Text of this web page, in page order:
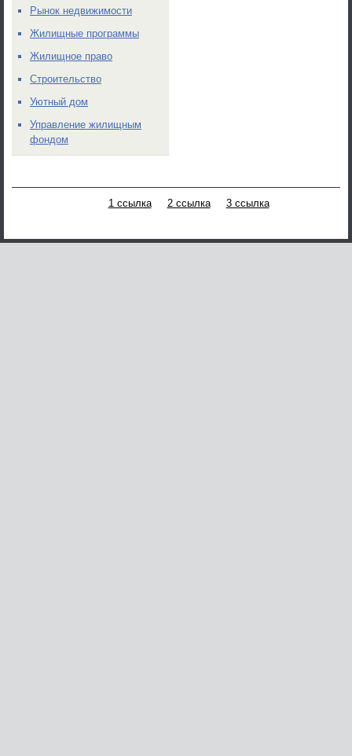
Рынок недвижимости
Жилищные программы
Жилищное право
Строительство
Уютный дом
Управление жилищным
фондом
1 ссылка 2 ссылка 3 ссылка